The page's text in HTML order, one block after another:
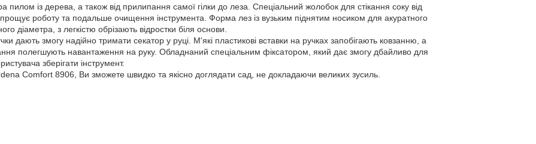
пилом із дерева, а також від прилипання самої гілки до леза. Спеціальний жолобок для стікання соку від
роботу та подальше очищення інструмента. Форма лез із вузьким піднятим носиком для акуратного
діаметра, з легкістю обрізають відростки біля основи.
дають змогу надійно тримати секатор у руці. М'які пластикові вставки на ручках запобігають ковзанню, а
полегшують навантаження на руку. Обладнаний спеціальним фіксатором, який дає змогу дбайливо для
зберігати інструмент.
Comfort 8906, Ви зможете швидко та якісно доглядати сад, не докладаючи великих зусиль.